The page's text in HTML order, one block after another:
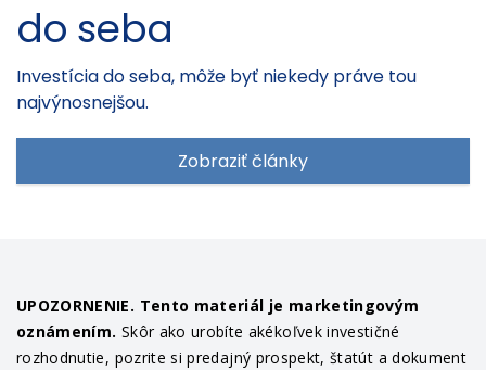
do seba
Investícia do seba, môže byť niekedy práve tou
najvýnosnejšou.
Zobraziť články
UPOZORNENIE. Tento materiál je marketingovým
oznámením. Skôr ako urobíte akékoľvek investičné
rozhodnutie, pozrite si predajný prospekt, štatút a dokument